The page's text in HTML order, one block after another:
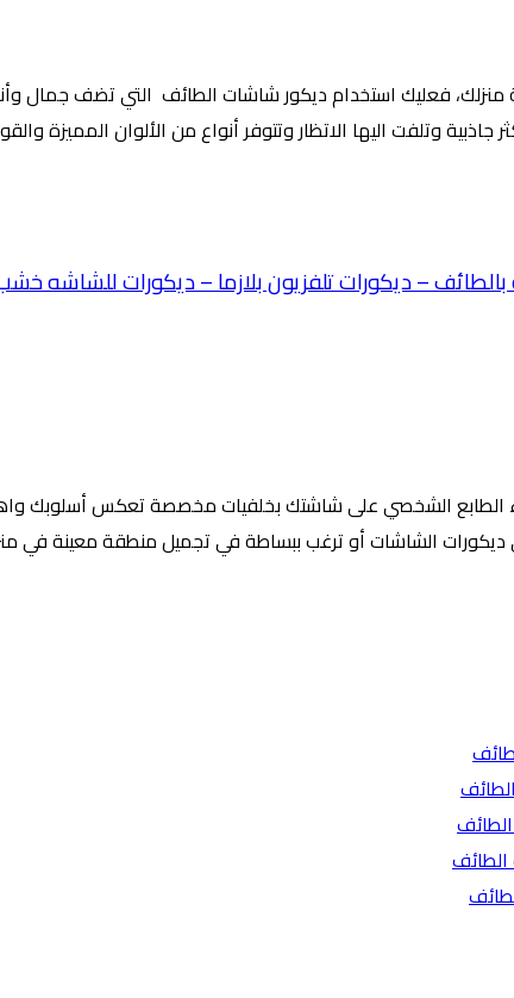
فعليك استخدام ديكور شاشات الطائف التي تضف جمال
جاذبية وتلفت اليها الاتظار وتتوفر أنواع من الألوان
الشخصي على شاشتك بخلفيات مخصصة تعكس أسلوبك
الشاشات أو ترغب ببساطة في تجميل منطقة معينة في